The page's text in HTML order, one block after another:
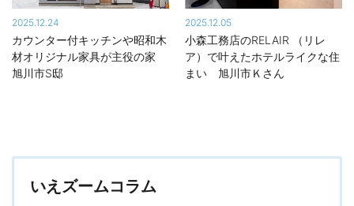
道内各地で、入居宅訪問や構造・完成見学会、無料地盤調査、バ
ーチャル展示場など、一条工務店の家づくりを知ることができる
サービスやイベントを開催しています。石狩市の「札幌ハウジン
グテクノロジーセンター」は、実際に見て触れて「性能の違い」
※展示場の詳細・見学予約は下記の「公開中のモデルハウス」一覧
2025.12.24
カウンター付キッチンや昭和木
材オリジナル家具が主役の家
旭川市S邸
2025.12.05
小森工務店のRELAIR （リレ
ア）で叶えたホテルライクな住
まい 旭川市Ｋさん
いえズームコラム